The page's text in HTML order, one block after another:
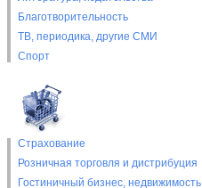
Благотворительность
ТВ, периодика, другие СМИ
Спорт
Страхование
Розничная торговля и дистрибуция
Гостиничный бизнес, недвижимость